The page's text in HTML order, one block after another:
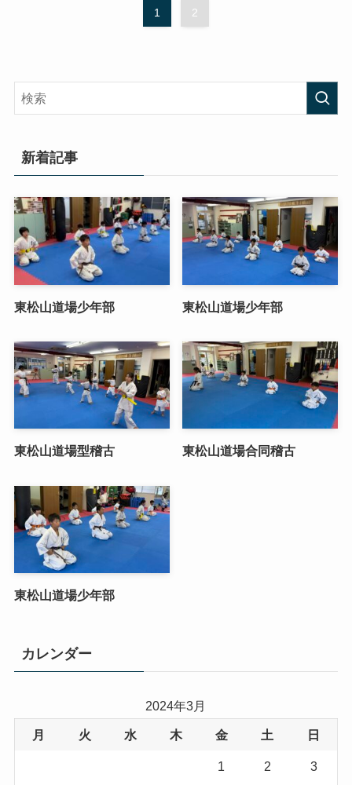
1 2
新着記事
東松山道場少年部 東松山道場少年部
東松山道場型稽古 東松山道場合同稽古
東松山道場少年部
カレンダー
2024年3月
月 火 水 木 金 土 日
1 2 3